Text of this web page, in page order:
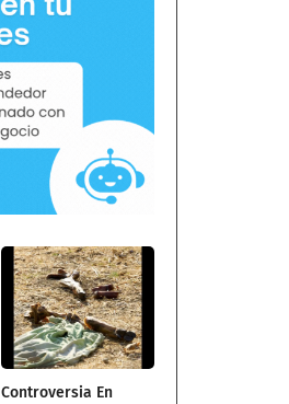
Controversia En